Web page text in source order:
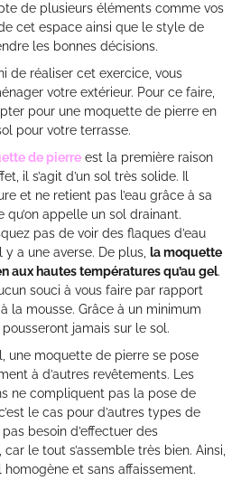
de plusieurs éléments comme vos
cet espace ainsi que le style de
les bonnes décisions.
de réaliser cet exercice, vous
votre extérieur. Pour ce faire,
pour une moquette de pierre en
pour votre terrasse.
de pierre est la première raison
il s’agit d’un sol très solide. Il
et ne retient pas l’eau grâce à sa
qu’on appelle un sol drainant.
pas de voir des flaques d’eau
y a une averse. De plus, la moquette
aux hautes températures qu’au gel.
souci à vous faire par rapport
la mousse. Grâce à un minimum
jamais sur le sol.
une moquette de pierre se pose
à d’autres revêtements. Les
ne compliquent pas la pose de
le cas pour d’autres types de
besoin d’effectuer des
le tout s’assemble très bien. Ainsi,
et sans affaissement.